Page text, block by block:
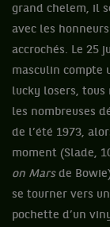
grand chelem, il
avec les
accrochés. Le 25
masculin compte
lucky losers, tous
les nombreuses
de l’été 1973,
moment (Slade,
on Marsde
se tourner vers
pochette d’un